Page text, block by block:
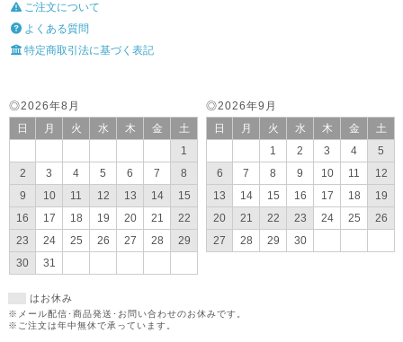
ご注文について
よくある質問
特定商取引法に基づく表記
◎2026年9月
日
月 火 水 木 金
土
1
2 3 4
5
6
7 8 9 10 11
12
13
14 15 16 17 18
19
20
21 22 23 24 25
26
27
28 29 30
◎2026年8月
日
月 火 水 木 金
土
1
2
3 4 5 6 7
8
9
10 11 12 13 14
15
16
17 18 19 20 21
22
23
24 25 26 27 28
29
30
31
はお休み
※メール配信･商品発送･お問い合わせのお休みです。
※ご注文は年中無休で承っています。